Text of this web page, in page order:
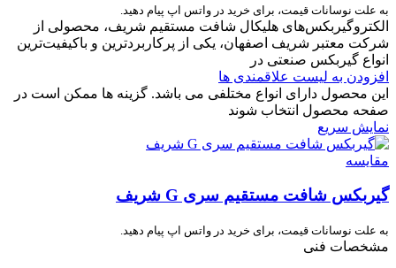
به علت نوسانات قیمت، برای خرید در واتس اپ پیام دهید.
الکتروگیربکس‌های هلیکال شافت مستقیم شریف، محصولی از
شرکت معتبر شریف اصفهان، یکی از پرکاربردترین و باکیفیت‌ترین
انواع گیربکس صنعتی در
افزودن به لیست علاقمندی ها
این محصول دارای انواع مختلفی می باشد. گزینه ها ممکن است در
صفحه محصول انتخاب شوند
نمایش سریع
مقایسه
گیربکس شافت مستقیم سری G شریف
به علت نوسانات قیمت، برای خرید در واتس اپ پیام دهید.
مشخصات فنی